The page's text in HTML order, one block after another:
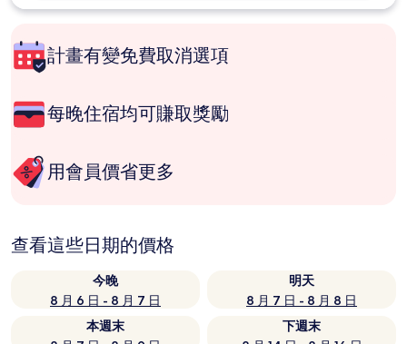
計畫有變免費取消選項
每晚住宿均可賺取獎勵
用會員價省更多
查看這些日期的價格
今晚
8 月 6 日 - 8 月 7 日
明天
8 月 7 日 - 8 月 8 日
本週末
下週末